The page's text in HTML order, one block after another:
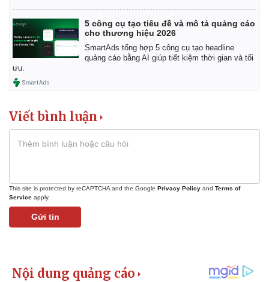
5 công cụ tạo tiêu đề và mô tả quảng cáo
cho thương hiệu 2026
SmartAds tổng hợp 5 công cụ tạo headline
quảng cáo bằng AI giúp tiết kiệm thời gian và tối
ưu.
Viết bình luận
This site is protected by reCAPTCHA and the Google Privacy Policy and Terms of
Service apply.
Gửi tin